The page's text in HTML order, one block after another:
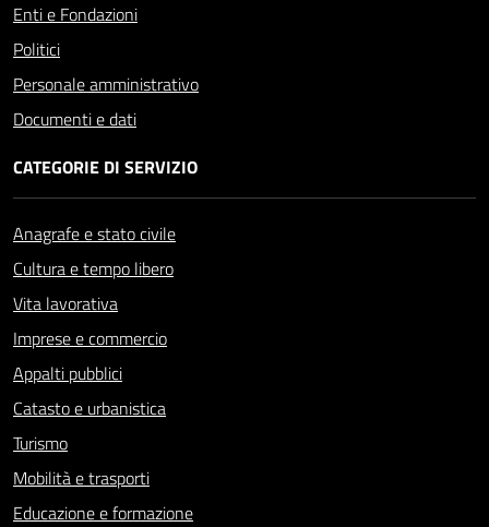
Enti e Fondazioni
Politici
Personale amministrativo
Documenti e dati
CATEGORIE DI SERVIZIO
Anagrafe e stato civile
Cultura e tempo libero
Vita lavorativa
Imprese e commercio
Appalti pubblici
Catasto e urbanistica
Turismo
Mobilità e trasporti
Educazione e formazione